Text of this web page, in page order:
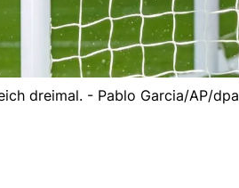
dreimal. - Pablo Garcia/AP/dpa